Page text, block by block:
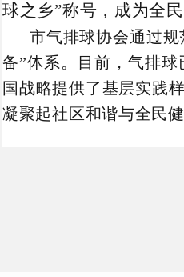
球之乡”称号，成为全
市气排球协会通过
备”体系。目前，气排球
国战略提供了基层实践
凝聚起社区和谐与全民